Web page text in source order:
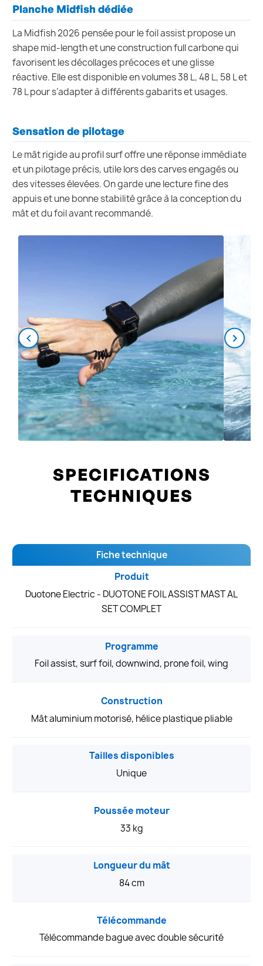
Planche Midfish dédiée
La Midfish 2026 pensée pour le foil assist propose un
shape mid-length et une construction full carbone qui
favorisent les décollages précoces et une glisse
réactive. Elle est disponible en volumes 38 L, 48 L, 58 L et
78 L pour s’adapter à différents gabarits et usages.
Sensation de pilotage
Le mât rigide au profil surf offre une réponse immédiate
et un pilotage précis, utile lors des carves engagés ou
des vitesses élevées. On garde une lecture fine des
appuis et une bonne stabilité grâce à la conception du
mât et du foil avant recommandé.
SPECIFICATIONS
TECHNIQUES
Fiche technique
Produit
Duotone Electric - DUOTONE FOIL ASSIST MAST AL
SET COMPLET
Programme
Foil assist, surf foil, downwind, prone foil, wing
Construction
Mât aluminium motorisé, hélice plastique pliable
Tailles disponibles
Unique
Poussée moteur
33 kg
Longueur du mât
84 cm
Télécommande
Télécommande bague avec double sécurité